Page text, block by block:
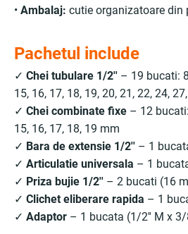
• Ambalaj: cutie organizatoare din
Pachetul include
✓ Chei tubulare 1/2'' – 19 bucati:
15, 16, 17, 18, 19, 20, 21, 22, 24,
✓ Chei combinate fixe – 12
15, 16, 17, 18, 19 mm
✓ Bara de extensie 1/2'' – 1
✓ Articulatie universala – 1
✓ Priza bujie 1/2'' – 2 bucati (16
✓ Clichet eliberare rapida – 1
✓ Adaptor – 1 bucata (1/2'' M x 3/